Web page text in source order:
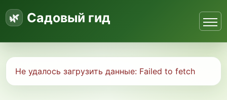
Садовый гид
Не удалось загрузить данные: Failed to fetch